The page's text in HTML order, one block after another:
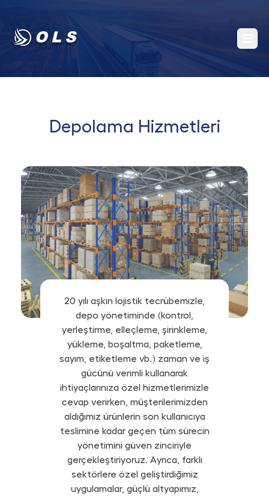
Depolama Hizmetleri
20 yılı aşkın lojistik tecrübemizle,
depo yönetiminde (kontrol,
yerleştirme, elleçleme, şirinkleme,
yükleme, boşaltma, paketleme,
sayım, etiketleme vb.) zaman ve iş
gücünü verimli kullanarak
ihtiyaçlarınıza özel hizmetlerimizle
cevap verirken, müşterilerimizden
aldığımız ürünlerin son kullanıcıya
teslimine kadar geçen tüm sürecin
yönetimini güven zinciriyle
gerçekleştiriyoruz. Ayrıca, farklı
sektörlere özel geliştirdiğimiz
uygulamalar, güçlü altyapımız,